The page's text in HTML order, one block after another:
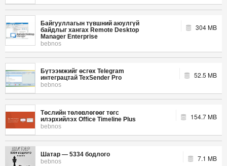
Байгууллагын түвшний аюулгүй
байдлыг хангах Remote Desktop
Manager Enterprise
bebnos
304 MB
Бүтээмжийг өсгөх Telegram
интеграцтай TexSender Pro
bebnos
52.5 MB
Төслийн төлөвлөгөөг төгс
илэрхийлэх Office Timeline Plus
bebnos
154.7 MB
Шатар — 5334 бодлого
bebnos
7.1 MB